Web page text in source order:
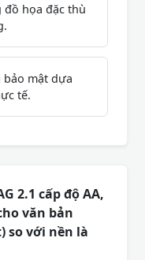
đồ họa đặc thù
mật dựa
tế.
2.1 cấp độ AA,
văn bản
so với nền là